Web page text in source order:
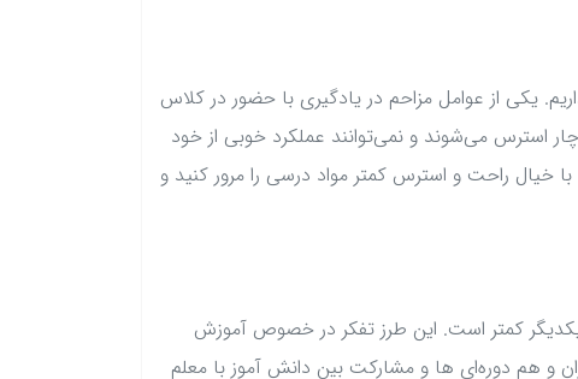
یکی از عوامل مزاحم در یادگیری با حضور در کلاس
استرس می‌شوند و نمی‌توانند عملکرد خوبی از خود
راحت و استرس کمتر مواد درسی را مرور کنید و
یکدیگر کمتر است. این طرز تفکر در خصوص آموزش
و هم دوره‌ای ها و مشارکت بین دانش آموز با معلم